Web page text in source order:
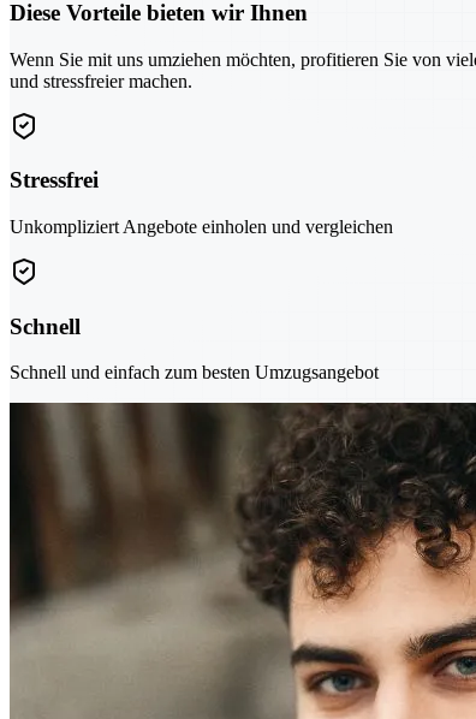
Diese Vorteile bieten wir Ihnen
Wenn Sie mit uns umziehen möchten, profitieren Sie von
und stressfreier machen.
Stressfrei
Unkompliziert Angebote einholen und vergleichen
Schnell
Schnell und einfach zum besten Umzugsangebot